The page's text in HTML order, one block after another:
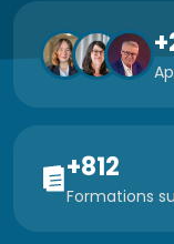
+812
Formations